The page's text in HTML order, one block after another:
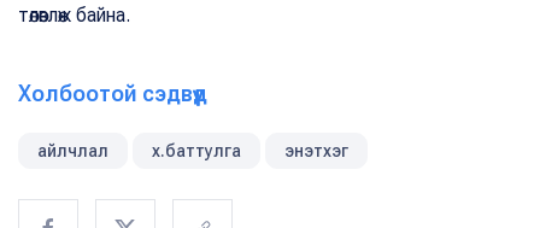
төлөвлөж байна.
Холбоотой сэдвүүд
айлчлал х.баттулга энэтхэг